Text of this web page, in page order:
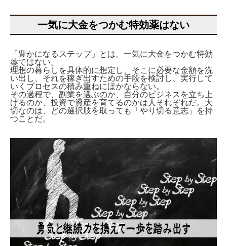
一気に大金をつかむ特効薬はない
「豊かになるステップ」とは、一気に大金をつかむ特効
薬ではない。
理想の暮らしを具体的に想定し、そこに必要な金額を洗
い出し、それを稼ぎ出すための手段を検討し、実行して
いくプロセスの積み重ねにほかならない。
その過程で、副業を選ぶのか、自分のビジネスを立ち上
げるのか、投資で資産を育てるのかは人それぞれだ。大
切なのは、どの選択肢を取っても「やり切る意志」を持
つことだ。